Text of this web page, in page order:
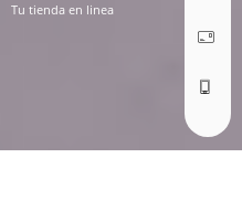
Tu tienda en lineaABRIR TICKET